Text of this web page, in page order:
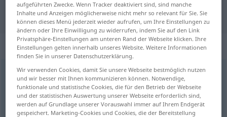
"sporadisch" Türkisch Übersetzung
„sporadisch“: Adjektiv, adjektivisch
sporadischadj
Übersicht aller Übersetzungen
(Für mehr Details die Übersetzung anklicken/antippen)
aufgeführten Zwecke. Wenn Tracker deaktiviert sind, sind manche
Inhalte und Anzeigen möglicherweise nicht mehr so relevant für Sie. Sie
können dieses Menü jederzeit wieder aufrufen, um Ihre Einstellungen zu
ändern oder Ihre Einwilligung zu widerrufen, indem Sie auf den Link
Privatsphäre-Einstellungen am unteren Rand der Webseite klicken. Ihre
Einstellungen gelten innerhalb unseres Website. Weitere Informationen
finden Sie in unserer Datenschutzerklärung.
Wir verwenden Cookies, damit Sie unsere Webseite bestmöglich nutzen
und wir besser mit Ihnen kommunizieren können. Notwendige,
funktionale und statistische Cookies, die für den Betrieb der Webseite
und der statistischen Auswertung unserer Webseite erforderlich sind,
werden auf Grundlage unserer Vorauswahl immer auf Ihrem Endgerät
gespeichert. Marketing-Cookies und Cookies, die der Bereitstellung